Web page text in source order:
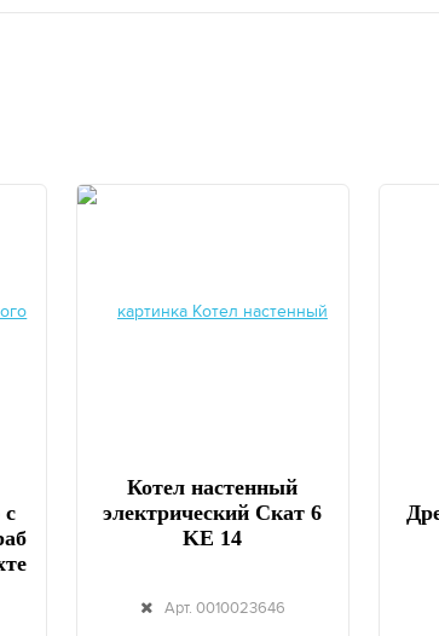
с
Котел настенный
электрический Скат 6
KE 14
Арт. 0010023646